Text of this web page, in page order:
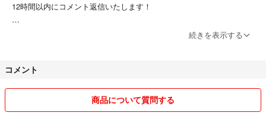
12時間以内にコメント返信いたします！
よろしくお願いします！
続きを表示する
コメント
商品について質問する